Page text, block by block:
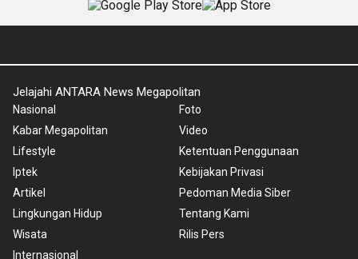
Jelajahi ANTARA News Megapolitan
Nasional
Kabar Megapolitan
Lifestyle
Iptek
Artikel
Lingkungan Hidup
Wisata
Internasional
Foto
Video
Ketentuan Penggunaan
Kebijakan Privasi
Pedoman Media Siber
Tentang Kami
Rilis Pers